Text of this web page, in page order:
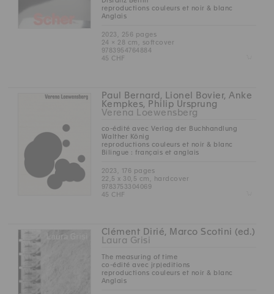
reproductions couleurs et noir & blanc
Anglais
2023, 256 pages
24 × 28 cm, softcover
9783954764884
45 CHF
Paul Bernard, Lionel Bovier, Anke
Kempkes, Philip Ursprung
Verena Loewensberg
co-édité avec Verlag der Buchhandlung
Walther König
reproductions couleurs et noir & blanc
Bilingue : français et anglais
2023, 176 pages
22,5 x 30,5 cm, hardcover
9783753304069
45 CHF
Clément Dirié, Marco Scotini (ed.)
Laura Grisi
The measuring of time
co-édité avec jrp|editions
reproductions couleurs et noir & blanc
Anglais